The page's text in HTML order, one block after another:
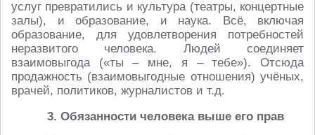
услуг превратились и культура (театры, концертные
залы), и образование, и наука. Всё, включая
образование, для удовлетворения потребностей
неразвитого человека. Людей соединяет
взаимовыгода («ты – мне, я – тебе»). Отсюда
продажность (взаимовыгодные отношения) учёных,
врачей, политиков, журналистов и т.д.
3. Обязанности человека выше его прав